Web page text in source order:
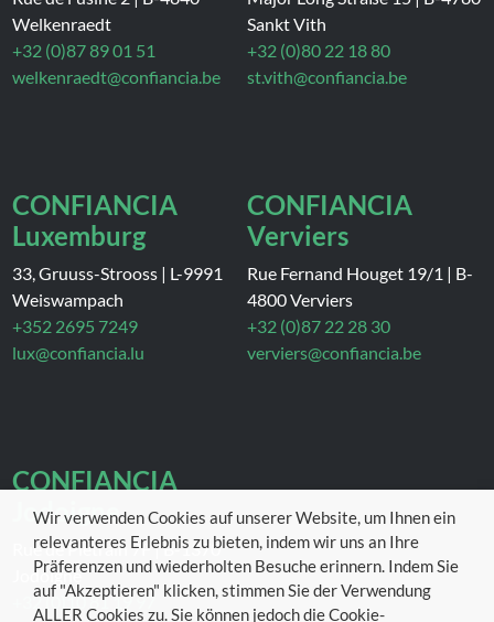
Welkenraedt
+32 (0)87 89 01 51
welkenraedt@confiancia.be
Sankt Vith
+32 (0)80 22 18 80
st.vith@confiancia.be
CONFIANCIA
Luxemburg
33, Gruuss-Strooss | L-9991
Weiswampach
+352 2695 7249
lux@confiancia.lu
CONFIANCIA
Verviers
Rue Fernand Houget 19/1 | B-
4800 Verviers
+32 (0)87 22 28 30
verviers@confiancia.be
CONFIANCIA
Jodoigne
Rue de Piétrain 7F|B-1370
Jodoigne
+32 (0)10 81 19 97
Wir verwenden Cookies auf unserer Website, um Ihnen ein
relevanteres Erlebnis zu bieten, indem wir uns an Ihre
Präferenzen und wiederholten Besuche erinnern. Indem Sie
auf "Akzeptieren" klicken, stimmen Sie der Verwendung
ALLER Cookies zu. Sie können jedoch die Cookie-